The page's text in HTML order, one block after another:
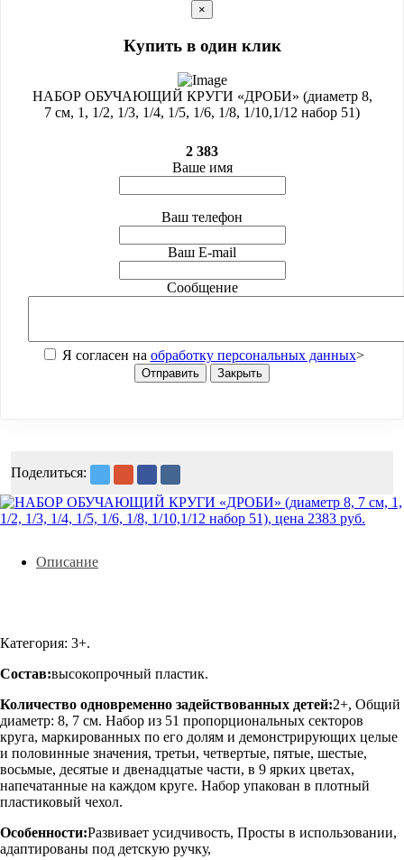
×
Купить в один клик
НАБОР ОБУЧАЮЩИЙ КРУГИ «ДРОБИ» (диаметр 8,
7 см, 1, 1/2, 1/3, 1/4, 1/5, 1/6, 1/8, 1/10,1/12 набор 51)
2 383
Ваше имя
Ваш телефон
Ваш E-mail
Сообщение
Я согласен на обработку персональных данных>
Отправить Закрыть
Поделиться:
Описание
Категория: 3+.
Состав:высокопрочный пластик.
Количество одновременно задействованных детей:2+, Общий
диаметр: 8, 7 см. Набор из 51 пропорциональных секторов
круга, маркированных по его долям и демонстрирующих целые
и половинные значения, третьи, четвертые, пятые, шестые,
восьмые, десятые и двенадцатые части, в 9 ярких цветах,
напечатанные на каждом круге. Набор упакован в плотный
пластиковый чехол.
Особенности:Развивает усидчивость, Просты в использовании,
адаптированы под детскую ручку,